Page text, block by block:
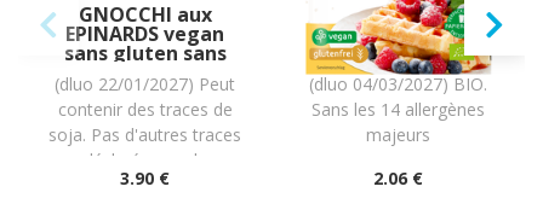
GNOCCHI aux
EPINARDS vegan
sans gluten sans
lait sans oeufs sans
coque sans
arachide Piaceri
Mediterranei :
(2x200g) = 400g
(dluo 22/01/2027) Peut
contenir des traces de
soja. Pas d'autres traces
déclarées par le
fabricant
3.90 €
Substitut d'oeuf
(Pflanzlicher Ei-
Ersatz) BIO vegan
sans allergènes
AGAVA : 20
grammes
(dluo 04/03/2027) BIO.
Sans les 14 allergènes
majeurs
2.06 €